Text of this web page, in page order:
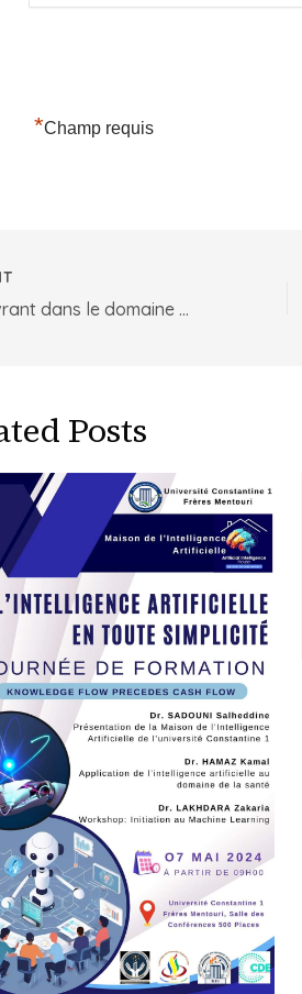
*Champ requis
startup œuvrant dans le domaine de l’intelligence artificielle
Posts